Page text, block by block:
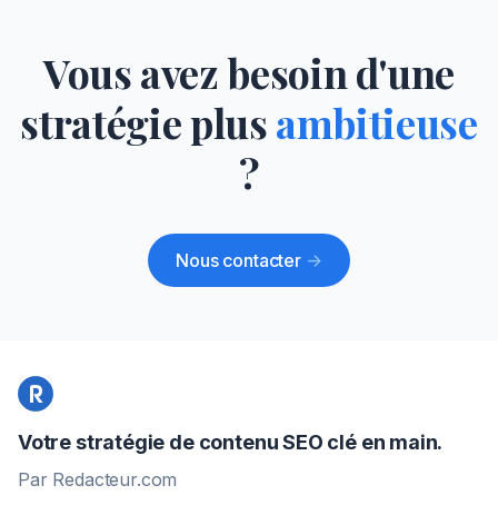
Vous avez besoin d'une
stratégie plusambitieuse
?
Nous contacter ->
Votre stratégie de contenu SEO clé en main.
Par Redacteur.com